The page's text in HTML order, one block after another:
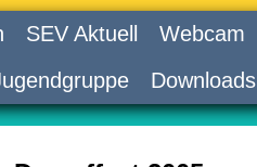
SEV Aktuell Webcam
Downloads